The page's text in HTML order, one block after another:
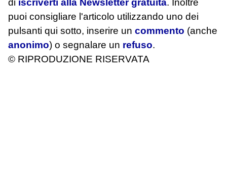
di iscriverti alla Newsletter gratuita. Inoltre
puoi consigliare l'articolo utilizzando uno dei
pulsanti qui sotto, inserire un commento (anche
anonimo) o segnalare un refuso.
© RIPRODUZIONE RISERVATA